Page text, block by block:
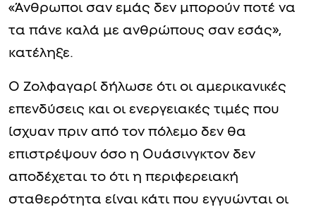
«Άνθρωποι σαν εμάς δεν μπορούν ποτέ να
τα πάνε καλά με ανθρώπους σαν εσάς»,
κατέληξε.
Ο Ζολφαγαρί δήλωσε ότι οι αμερικανικές
επενδύσεις και οι ενεργειακές τιμές που
ίσχυαν πριν από τον πόλεμο δεν θα
επιστρέψουν όσο η Ουάσινγκτον δεν
αποδέχεται το ότι η περιφερειακή
σταθερότητα είναι κάτι που εγγυώνται οι